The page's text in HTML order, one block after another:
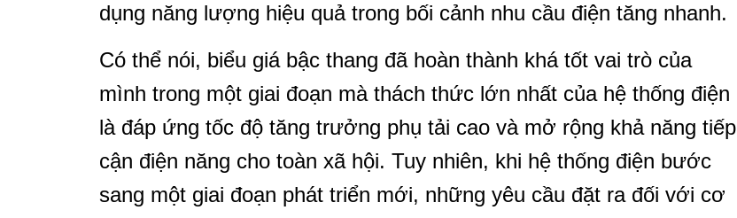
dụng năng lượng hiệu quả trong bối cảnh nhu cầu điện tăng nhanh.
Có thể nói, biểu giá bậc thang đã hoàn thành khá tốt vai trò của
mình trong một giai đoạn mà thách thức lớn nhất của hệ thống điện
là đáp ứng tốc độ tăng trưởng phụ tải cao và mở rộng khả năng tiếp
cận điện năng cho toàn xã hội. Tuy nhiên, khi hệ thống điện bước
sang một giai đoạn phát triển mới, những yêu cầu đặt ra đối với cơ